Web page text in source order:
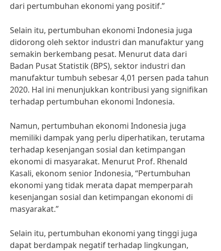
dari pertumbuhan ekonomi yang positif.”
Selain itu, pertumbuhan ekonomi Indonesia juga
didorong oleh sektor industri dan manufaktur yang
semakin berkembang pesat. Menurut data dari
Badan Pusat Statistik (BPS), sektor industri dan
manufaktur tumbuh sebesar 4,01 persen pada tahun
2020. Hal ini menunjukkan kontribusi yang signifikan
terhadap pertumbuhan ekonomi Indonesia.
Namun, pertumbuhan ekonomi Indonesia juga
memiliki dampak yang perlu diperhatikan, terutama
terhadap kesenjangan sosial dan ketimpangan
ekonomi di masyarakat. Menurut Prof. Rhenald
Kasali, ekonom senior Indonesia, “Pertumbuhan
ekonomi yang tidak merata dapat memperparah
kesenjangan sosial dan ketimpangan ekonomi di
masyarakat.”
Selain itu, pertumbuhan ekonomi yang tinggi juga
dapat berdampak negatif terhadap lingkungan,